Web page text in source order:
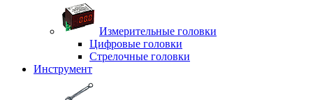
Измерительные головки
Цифровые головки
Стрелочные головки
Инструмент